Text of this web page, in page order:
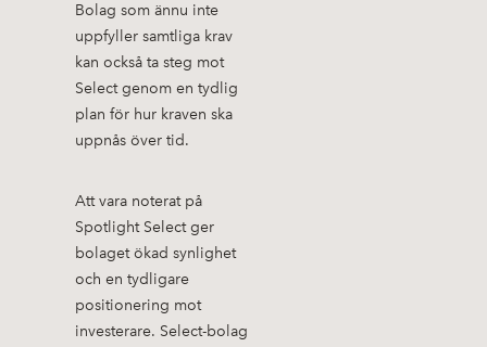
Bolag som ännu inte
uppfyller samtliga krav
kan också ta steg mot
Select genom en tydlig
plan för hur kraven ska
uppnås över tid.
Att vara noterat på
Spotlight Select ger
bolaget ökad synlighet
och en tydligare
positionering mot
investerare. Select-bolag